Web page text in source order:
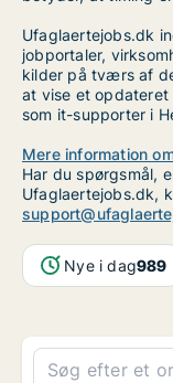
Ufaglaertejobs.dk
jobportaler,
kilder på tværs af
at vise et opdateret
som it-supporter i
Mere information
Har du spørgsmål,
Ufaglaertejobs.dk,
Nye i dag989